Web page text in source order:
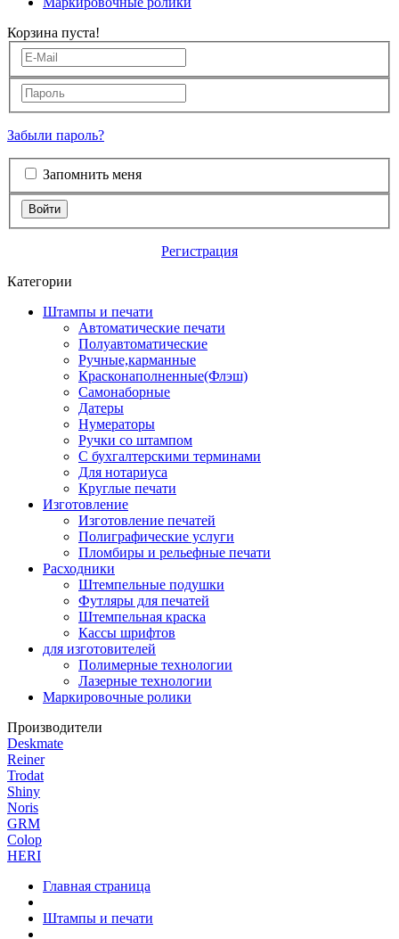
Корзина пуста!
Забыли пароль?
Запомнить меня
Войти
Регистрация
Категории
Штампы и печати
Автоматические печати
Полуавтоматические
Ручные,карманные
Красконаполненные(Флэш)
Самонаборные
Датеры
Нумераторы
Ручки со штампом
С бухгалтерскими терминами
Для нотариуса
Круглые печати
Изготовление
Изготовление печатей
Полиграфические услуги
Пломбиры и рельефные печати
Расходники
Штемпельные подушки
Футляры для печатей
Штемпельная краска
Кассы шрифтов
для изготовителей
Полимерные технологии
Лазерные технологии
Маркировочные ролики
Производители
Deskmate
Reiner
Trodat
Shiny
Noris
GRM
Colop
HERI
Главная страница
Штампы и печати